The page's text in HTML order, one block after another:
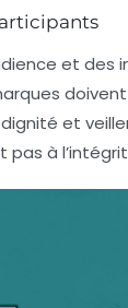
et des
et
pas à